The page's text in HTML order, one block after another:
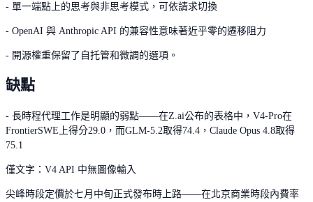
- 單一端點上的思考與非思考模式，可依請求切換
- OpenAI 與 Anthropic API 的兼容性意味著近乎零的遷移阻力
- 開源權重保留了自托管和微調的選項。
缺點
- 長時程代理工作是明顯的弱點——在Z.ai公布的表格中，V4-Pro在
FrontierSWE上得分29.0，而GLM-5.2取得74.4，Claude Opus 4.8取得
75.1
僅文字：V4 API 中無圖像輸入
尖峰時段定價於七月中旬正式發布時上路——在北京商業時段內費率